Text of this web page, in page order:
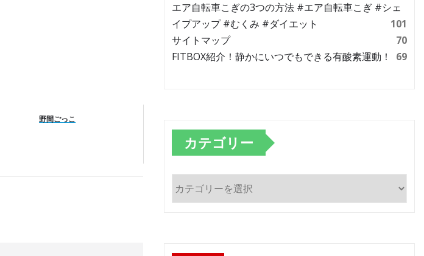
野間ごっこ
エア自転車こぎの3つの方法 #エア自転車こぎ #シェ
イプアップ #むくみ #ダイエット
101
サイトマップ
70
FITBOX紹介！静かにいつでもできる有酸素運動！
69
カテゴリー
テ